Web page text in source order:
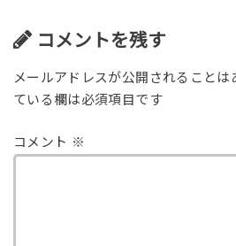
コメントを残す
メールアドレスが公開されることは
ている欄は必須項目です
コメント ※